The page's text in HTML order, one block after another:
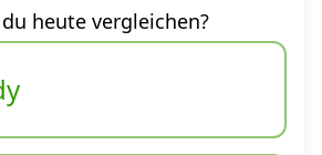
heute vergleichen?